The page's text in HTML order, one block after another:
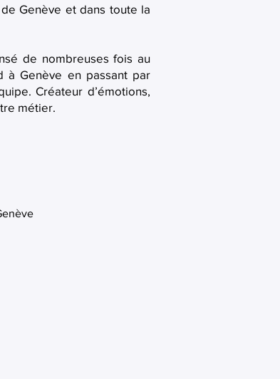
Genève et dans toute la
de nombreuses fois au
à Genève en passant par
Créateur d’émotions,
métier.